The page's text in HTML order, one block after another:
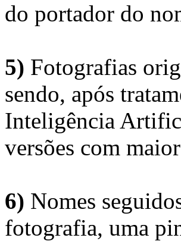
do portador do
5) Fotografias
sendo, após
Inteligência
versões com
6) Nomes
fotografia, uma